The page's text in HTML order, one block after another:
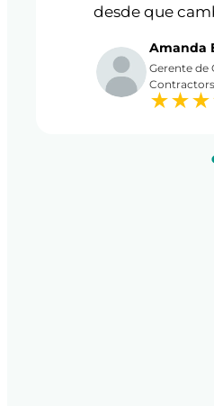
desde que
Amanda
Gerente de
Contractors
★★★